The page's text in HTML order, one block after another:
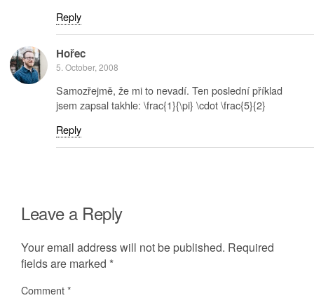
Reply
Hořec
5. October, 2008
Samozřejmě, že mi to nevadí. Ten poslední příklad
jsem zapsal takhle: \frac{1}{\pi} \cdot \frac{5}{2}
Reply
Leave a Reply
Your email address will not be published. Required
fields are marked *
Comment*